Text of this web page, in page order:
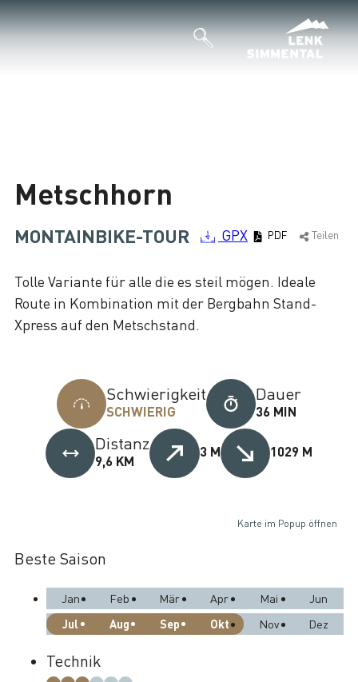
Metschhorn
MONTAINBIKE-TOUR GPX PDF Teilen
Tolle Variante für alle die es steil mögen. Ideale
Route in Kombination mit der Bergbahn Stand-
Xpress auf den Metschstand.
Schwierigkeit
SCHWIERIG
Dauer
36 MIN
Distanz
9,6 KM
3 M 1029 M
Karte im Popup öffnen
Beste Saison
Jan Feb Mär Apr Mai Jun
Jul Aug Sep Okt Nov Dez
Technik